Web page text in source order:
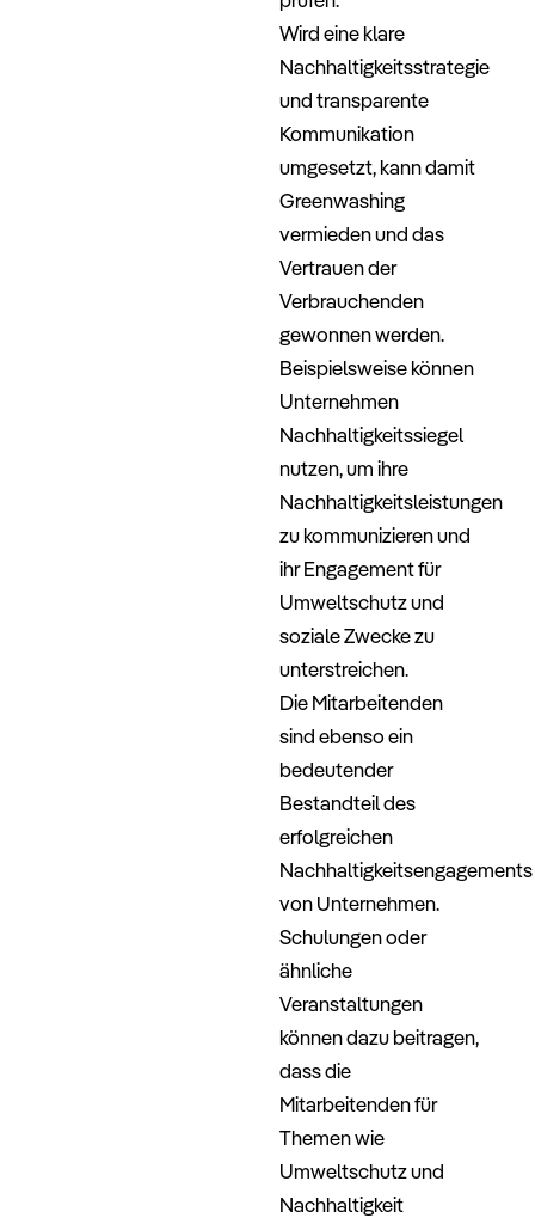
Wird eine klare
Nachhaltigkeitsstrategie
und transparente
Kommunikation
umgesetzt, kann damit
Greenwashing
vermieden und das
Vertrauen der
Verbrauchenden
gewonnen werden.
Beispielsweise können
Unternehmen
Nachhaltigkeitssiegel
nutzen, um ihre
Nachhaltigkeitsleistungen
zu kommunizieren und
ihr Engagement für
Umweltschutz und
soziale Zwecke zu
unterstreichen.
Die Mitarbeitenden
sind ebenso ein
bedeutender
Bestandteil des
erfolgreichen
Nachhaltigkeitsengagements
von Unternehmen.
Schulungen oder
ähnliche
Veranstaltungen
können dazu beitragen,
dass die
Mitarbeitenden für
Themen wie
Umweltschutz und
Nachhaltigkeit